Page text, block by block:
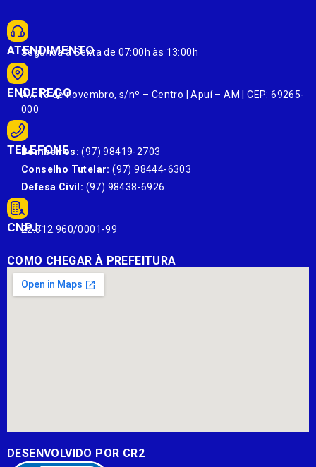
ATENDIMENTO
Segunda à Sexta de 07:00h às 13:00h
ENDEREÇO
Av. 13 de novembro, s/nº – Centro | Apuí – AM | CEP: 69265-
000
TELEFONE
Bombeiros: (97) 98419-2703
Conselho Tutelar: (97) 98444-6303
Defesa Civil: (97) 98438-6926
CNPJ:
22.812.960/0001-99
COMO CHEGAR À PREFEITURA
DESENVOLVIDO POR CR2